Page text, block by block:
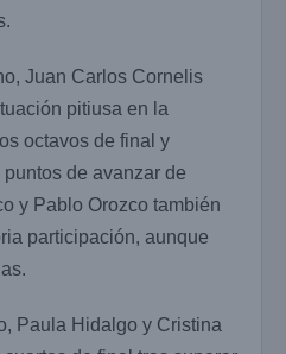
Juan Carlos Cornelis
pitiusa en la
octavos de final y
de avanzar de
y Pablo Orozco también
participación, aunque
Paula Hidalgo y Cristina